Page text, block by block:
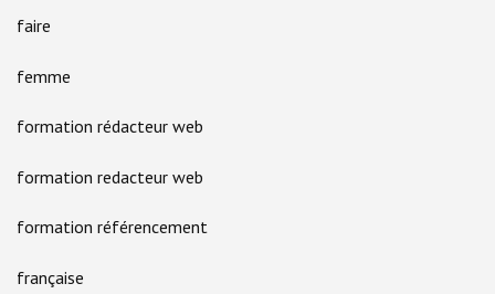
faire
femme
formation rédacteur web
formation redacteur web
formation référencement
française